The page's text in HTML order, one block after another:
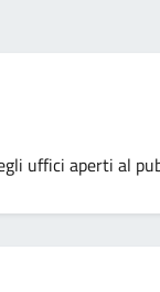
uffici aperti al